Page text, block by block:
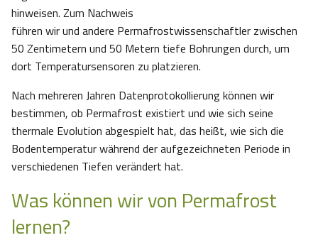
hinweisen. Zum Nachweis
führen wir und andere Permafrostwissenschaftler zwischen
50 Zentimetern und 50 Metern tiefe Bohrungen durch, um
dort Temperatursensoren zu platzieren.
Nach mehreren Jahren Datenprotokollierung können wir
bestimmen, ob Permafrost existiert und wie sich seine
thermale Evolution abgespielt hat, das heißt, wie sich die
Bodentemperatur während der aufgezeichneten Periode in
verschiedenen Tiefen verändert hat.
Was können wir von Permafrost
lernen?